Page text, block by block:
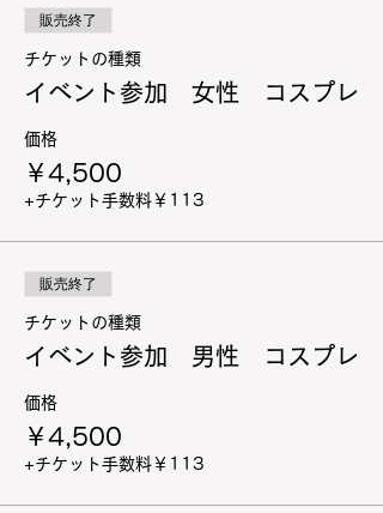
販売終了
チケットの種類
イベント参加 女性 コスプレ
価格
￥4,500
+チケット手数料￥113
販売終了
チケットの種類
イベント参加 男性 コスプレ
価格
￥4,500
+チケット手数料￥113